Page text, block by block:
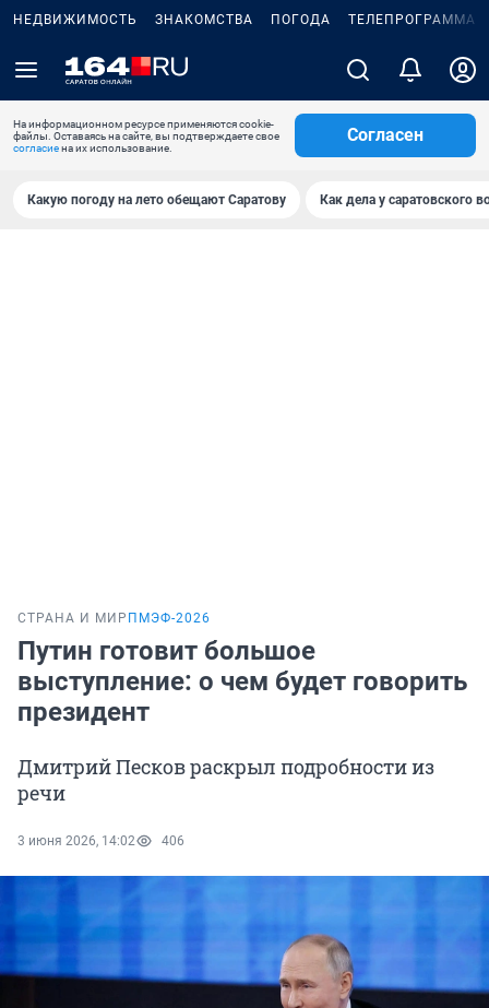
НЕДВИЖИМОСТЬ ЗНАКОМСТВА ПОГОДА ТЕЛЕПРОГРАММА
На информационном ресурсе применяются cookie-
файлы. Оставаясь на сайте, вы подтверждаете свое
согласиена их использование.
Согласен
Какую погоду на лето обещают Саратову Как дела у саратовского
СТРАНА И МИР ПМЭФ-2026
Путин готовит большое
выступление: о чем будет говорить
президент
Дмитрий Песков раскрыл подробности из
речи
3 июня 2026, 14:02 406